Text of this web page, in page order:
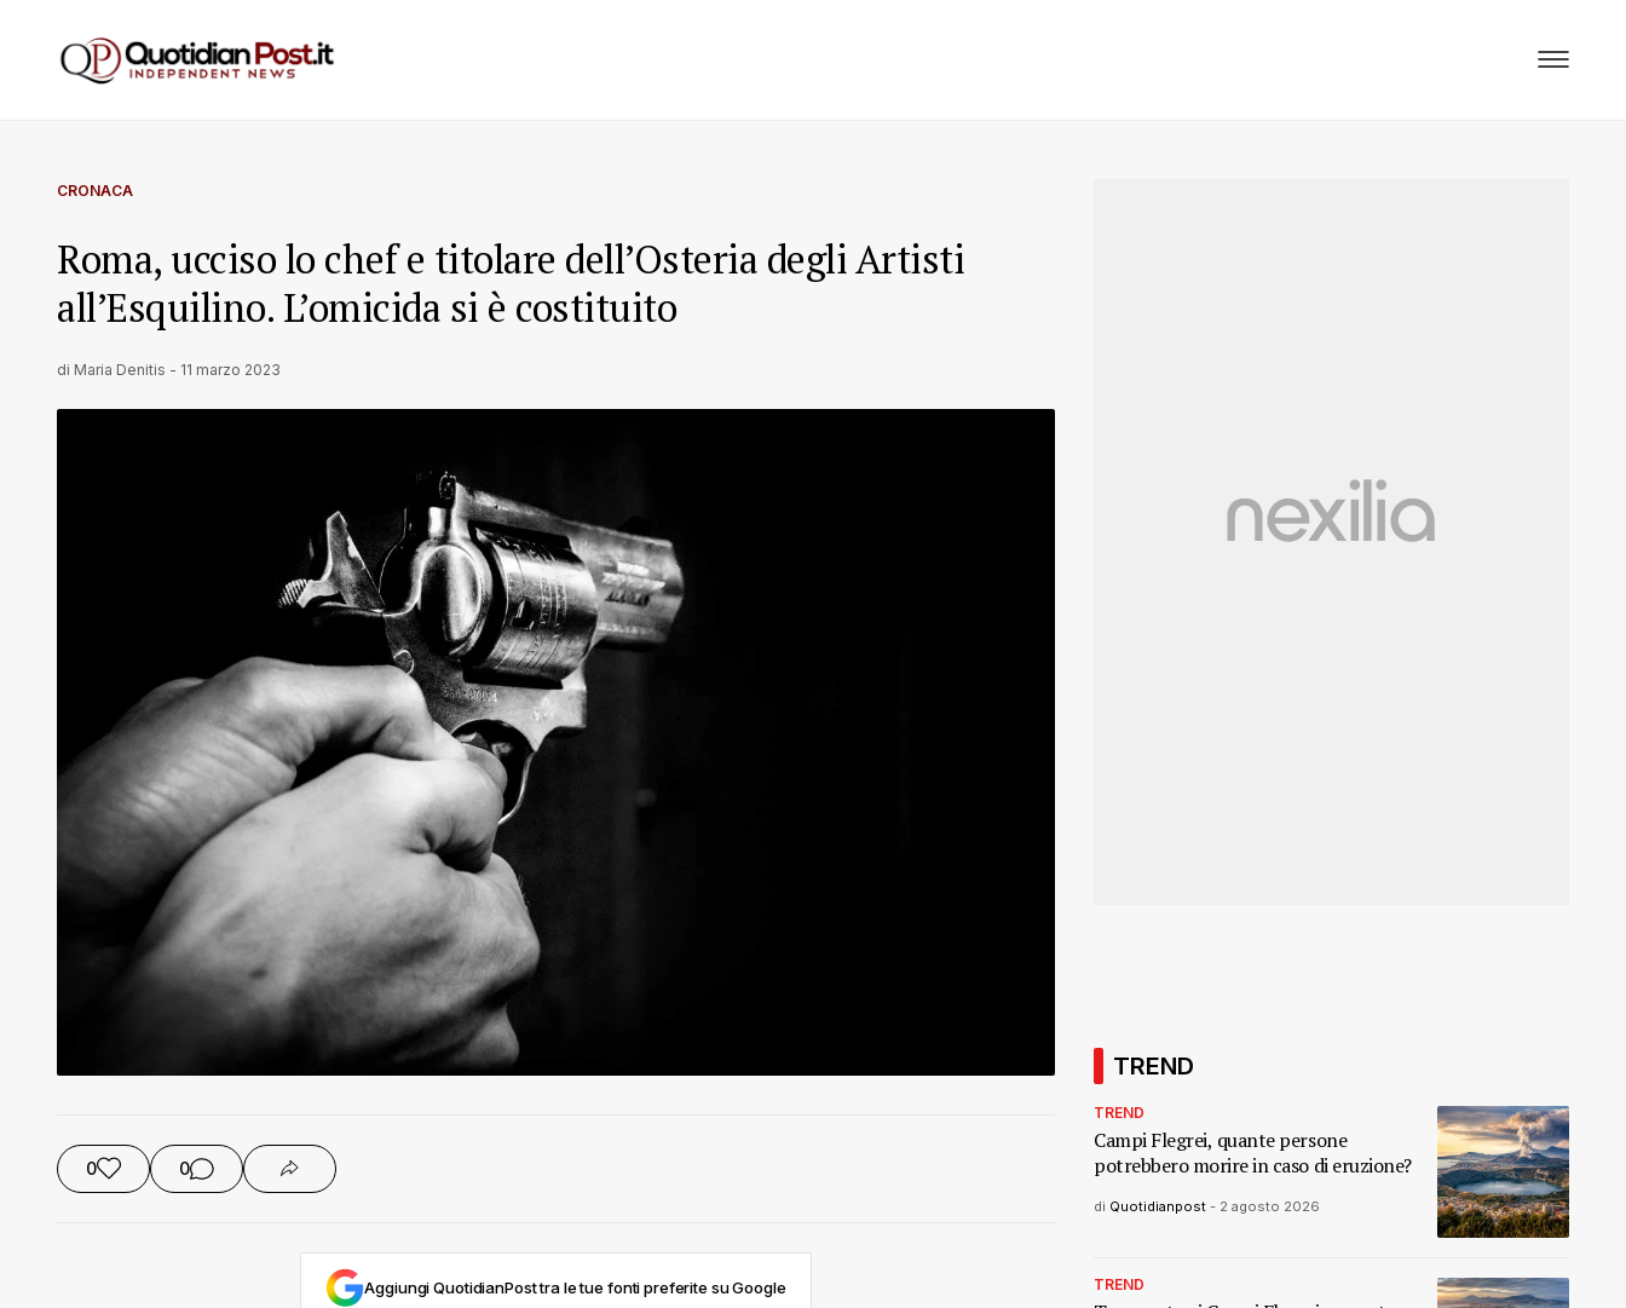
CRONACA
Roma, ucciso lo chef e titolare dell’Osteria degli Artisti
all’Esquilino. L’omicida si è costituito
di Maria Denitis - 11 marzo 2023
0 0
Aggiungi QuotidianPost tra le tue fonti preferite su Google
TREND
TREND
Campi Flegrei, quante persone
potrebbero morire in caso di eruzione?
di Quotidianpost - 2 agosto 2026
TREND